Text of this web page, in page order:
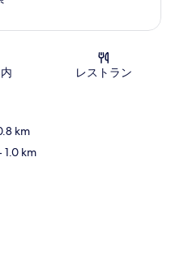
レストラン
km
1.0 km